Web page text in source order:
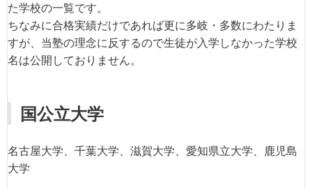
た学校の一覧です。
ちなみに合格実績だけであれば更に多岐・多数にわたりま
すが、当塾の理念に反するので生徒が入学しなかった学校
名は公開しておりません。
国公立大学
名古屋大学、千葉大学、滋賀大学、愛知県立大学、鹿児島
大学